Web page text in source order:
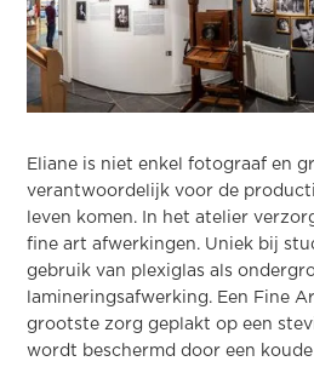
Eliane is niet enkel fotograaf en
verantwoordelijk voor de
leven komen. In het atelier
fine art afwerkingen. Uniek bij
gebruik van plexiglas als
lamineringsafwerking. Een Fine
grootste zorg geplakt op een
wordt beschermd door een